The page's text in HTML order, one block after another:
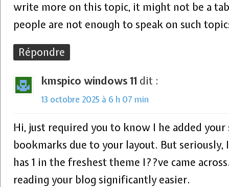
write more on this topic, it might not be a
people are not enough to speak on such
Répondre
kmspico windows 11 dit :
13 octobre 2025 à 6 h 07 min
Hi, just required you to know I he added
bookmarks due to your layout. But
has 1 in the freshest theme I??ve came
reading your blog significantly easier.